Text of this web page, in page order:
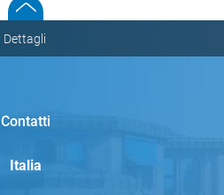
Dettagli
Contatti
Italia